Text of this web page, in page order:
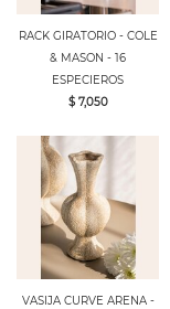
RACK GIRATORIO - COLE
& MASON - 16
ESPECIEROS
$ 7,050
VASIJA CURVE ARENA -